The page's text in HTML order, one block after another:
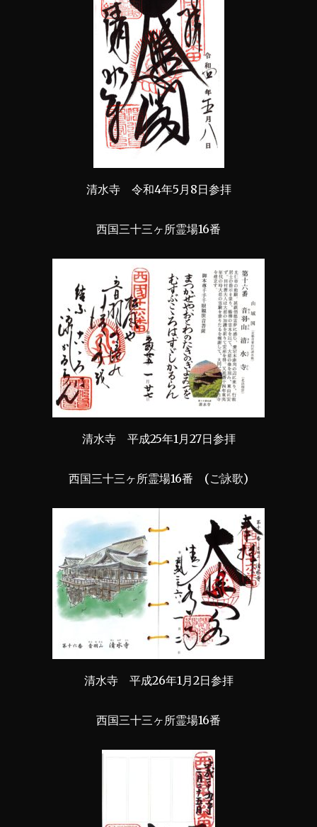
清水寺 令和4年5月8日参拝
西国三十三ヶ所霊場16番
清水寺 平成25年1月27日参拝
西国三十三ヶ所霊場16番 (ご詠歌)
清水寺 平成26年1月2日参拝
西国三十三ヶ所霊場16番